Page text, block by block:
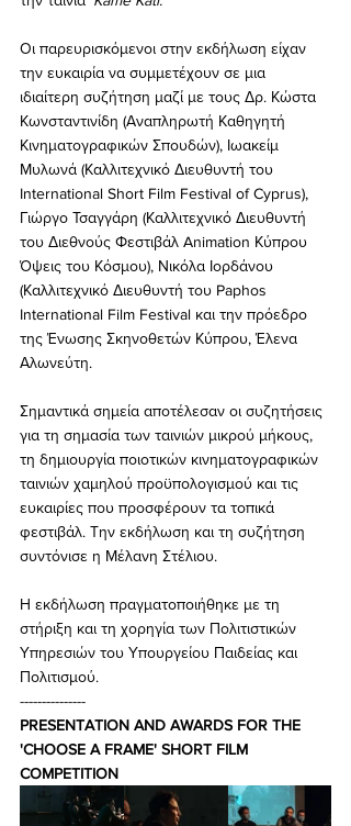
Οι παρευρισκόμενοι στην εκδήλωση είχαν
την ευκαιρία να συμμετέχουν σε μια
ιδιαίτερη συζήτηση μαζί με τους Δρ. Κώστα
Κωνσταντινίδη (Αναπληρωτή Καθηγητή
Κινηματογραφικών Σπουδών), Ιωακείμ
Μυλωνά (Καλλιτεχνικό Διευθυντή του
International Short Film Festival of Cyprus),
Γιώργο Τσαγγάρη (Καλλιτεχνικό Διευθυντή
του Διεθνούς Φεστιβάλ Animation Κύπρου
Όψεις του Κόσμου), Νικόλα Ιορδάνου
(Καλλιτεχνικό Διευθυντή του Paphos
International Film Festival και την πρόεδρο
της Ένωσης Σκηνοθετών Κύπρου, Έλενα
Αλωνεύτη.
Σημαντικά σημεία αποτέλεσαν οι συζητήσεις
για τη σημασία των ταινιών μικρού μήκους,
τη δημιουργία ποιοτικών κινηματογραφικών
ταινιών χαμηλού προϋπολογισμού και τις
ευκαιρίες που προσφέρουν τα τοπικά
φεστιβάλ. Την εκδήλωση και τη συζήτηση
συντόνισε η Μέλανη Στέλιου.
Η εκδήλωση πραγματοποιήθηκε με τη
στήριξη και τη χορηγία των Πολιτιστικών
Υπηρεσιών του Υπουργείου Παιδείας και
Πολιτισμού.
---------------
PRESENTATION AND AWARDS FOR THE
'CHOOSE A FRAME' SHORT FILM
COMPETITION